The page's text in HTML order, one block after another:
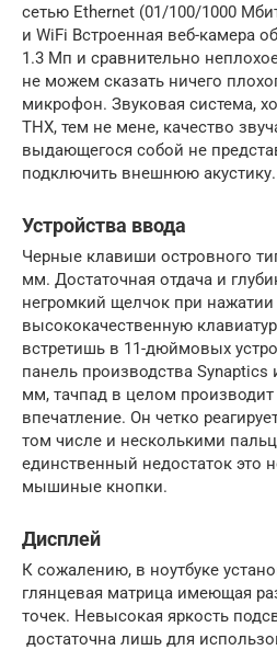
сетью Ethernet (01/100/1000
и WiFi Встроенная веб-камера
1.3 Мп и сравнительно
не можем сказать ничего
микрофон. Звуковая система,
THX, тем не мене, качество
выдающегося собой не
подключить внешнюю акустику.
Устройства ввода
Черные клавиши островного
мм. Достаточная отдача и
негромкий щелчок при
высококачественную
встретишь в 11-дюймовых
панель производства
мм, тачпад в целом
впечатление. Он четко
том числе и несколькими
единственный недостаток это
мышиные кнопки.
Дисплей
К сожалению, в ноутбуке
глянцевая матрица имеющая
точек. Невысокая яркость
достаточна лишь для